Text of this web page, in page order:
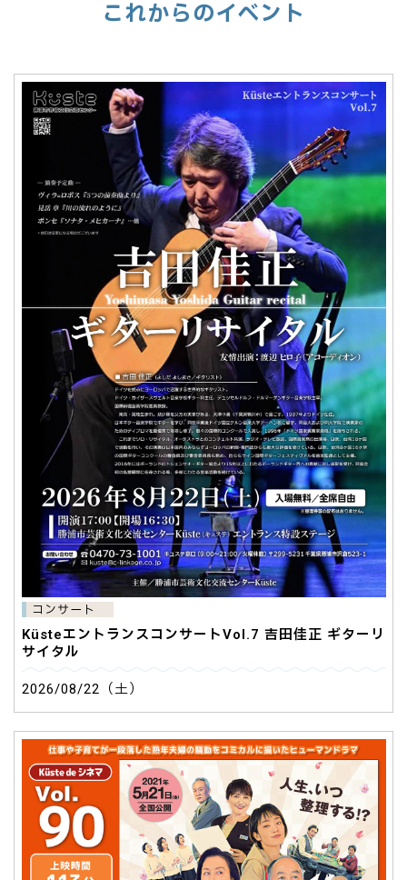
これからのイベント
コンサート
KüsteエントランスコンサートVol.7 吉田佳正 ギターリ
サイタル
2026/08/22（土）